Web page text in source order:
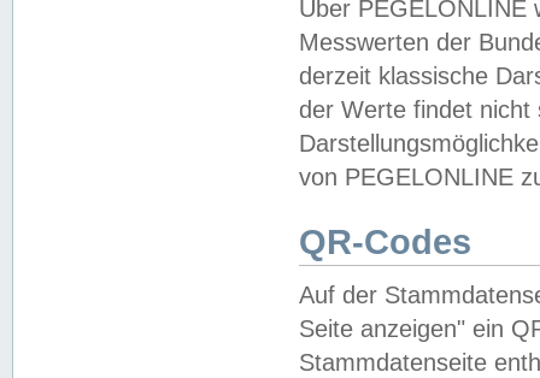
Über PEGELONLINE
Messwerten der
derzeit klassische
der Werte findet
von PEGELONLINE
QR-Codes
Auf der
Seite anzeigen" ein
Stammdatenseite